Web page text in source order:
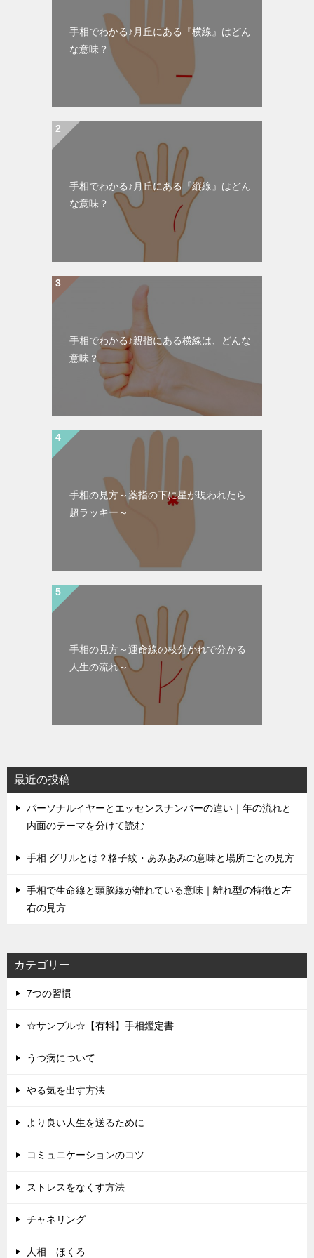
手相でわかる♪月丘にある『横線』はどん
な意味？
手相でわかる♪月丘にある『縦線』はどん
な意味？
手相でわかる♪親指にある横線は、どんな
意味？
手相の見方～薬指の下に星が現われたら
超ラッキー～
手相の見方～運命線の枝分かれで分かる
人生の流れ～
最近の投稿
パーソナルイヤーとエッセンスナンバーの違い｜年の流れと
内面のテーマを分けて読む
手相 グリルとは？格子紋・あみあみの意味と場所ごとの見方
手相で生命線と頭脳線が離れている意味｜離れ型の特徴と左
右の見方
カテゴリー
7つの習慣
☆サンプル☆【有料】手相鑑定書
うつ病について
やる気を出す方法
より良い人生を送るために
コミュニケーションのコツ
ストレスをなくす方法
チャネリング
人相 ほくろ